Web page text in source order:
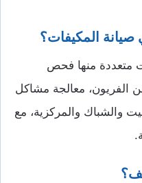
صيانة المكيفات؟
متعددة منها فحص
الفريون، معالجة مشاكل
والشباك والمركزية، مع